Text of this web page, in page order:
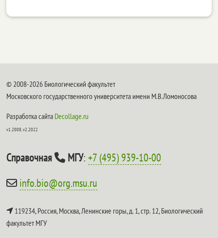
© 2008-2026 Биологический факультет
Московского государственного университета имени М.В.Ломоносова
Разработка сайта Decollage.ru
v1.2008, v2.2022
Справочная МГУ:+7 (495) 939-10-00
info.bio@org.msu.ru
119234, Россия, Москва, Ленинские горы, д. 1, стр. 12,Биологический
факультет МГУ